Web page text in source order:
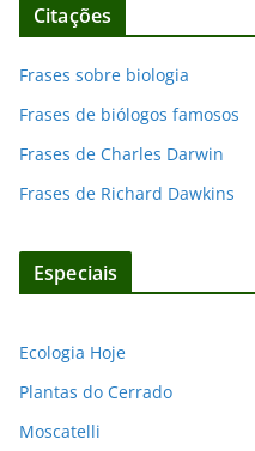
Citações
Frases sobre biologia
Frases de biólogos famosos
Frases de Charles Darwin
Frases de Richard Dawkins
Especiais
Ecologia Hoje
Plantas do Cerrado
Moscatelli